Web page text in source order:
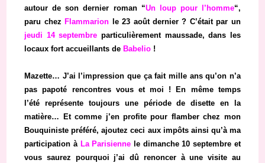
autour de son dernier roman “Un loup pour l’homme“,
paru chez Flammarion le 23 août dernier ? C’était par un
jeudi 14 septembre particulièrement maussade, dans les
locaux fort accueillants de Babelio !
Mazette… J’ai l’impression que ça fait mille ans qu’on n’a
pas papoté rencontres vous et moi ! En même temps
l’été représente toujours une période de disette en la
matière… Et comme j’en profite pour flamber chez mon
Bouquiniste préféré, ajoutez ceci aux impôts ainsi qu’à ma
participation à La Parisienne le dimanche 10 septembre et
vous saurez pourquoi j’ai dû renoncer à une visite au